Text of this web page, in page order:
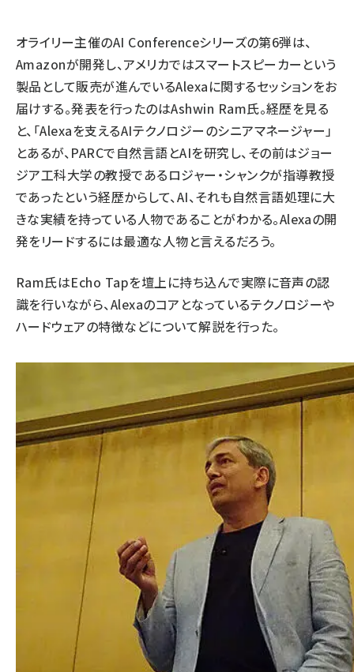
オライリー主催のAI Conferenceシリーズの第6弾は、
Amazonが開発し、アメリカではスマートスピーカーという
製品として販売が進んでいるAlexaに関するセッションをお
届けする。発表を行ったのはAshwin Ram氏。経歴を見る
と、「Alexaを支えるAIテクノロジーのシニアマネージャー」
とあるが、PARCで自然言語とAIを研究し、その前はジョー
ジア工科大学の教授であるロジャー・シャンクが指導教授
であったという経歴からして、AI、それも自然言語処理に大
きな実績を持っている人物であることがわかる。Alexaの開
発をリードするには最適な人物と言えるだろう。
Ram氏はEcho Tapを壇上に持ち込んで実際に音声の認
識を行いながら、Alexaのコアとなっているテクノロジーや
ハードウェアの特徴などについて解説を行った。